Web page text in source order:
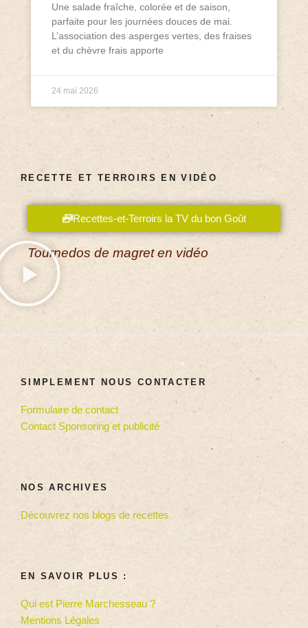
Une salade fraîche, colorée et de saison,
parfaite pour les journées douces de mai.
L’association des asperges vertes, des fraises
et du chèvre frais apporte
24 mai 2026
RECETTE ET TERROIRS EN VIDÉO
Recettes-et-Terroirs la TV du bon Goût
Tournedos de magret en vidéo
SIMPLEMENT NOUS CONTACTER
Formulaire de contact
Contact Sponsoring et publicité
NOS ARCHIVES
Découvrez nos blogs de recettes
EN SAVOIR PLUS :
Qui est Pierre Marchesseau ?
Mentions Légales